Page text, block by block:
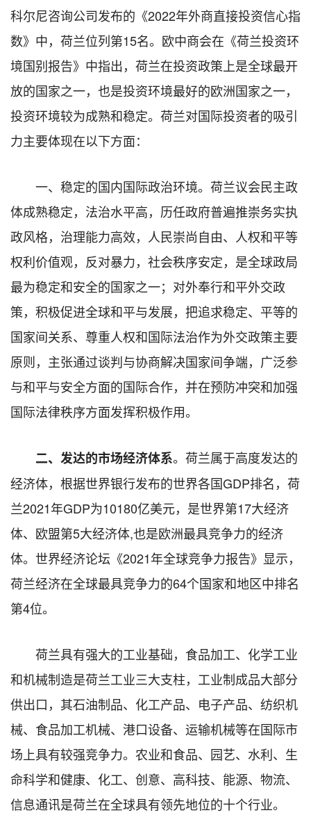
科尔尼咨询公司发布的《2022年外商直接投资信心指
数》中，荷兰位列第15名。欧中商会在《荷兰投资环
境国别报告》中指出，荷兰在投资政策上是全球最开
放的国家之一，也是投资环境最好的欧洲国家之一，
投资环境较为成熟和稳定。荷兰对国际投资者的吸引
力主要体现在以下方面：
一、稳定的国内国际政治环境。荷兰议会民主政
体成熟稳定，法治水平高，历任政府普遍推崇务实执
政风格，治理能力高效，人民崇尚自由、人权和平等
权利价值观，反对暴力，社会秩序安定，是全球政局
最为稳定和安全的国家之一；对外奉行和平外交政
策，积极促进全球和平与发展，把追求稳定、平等的
国家间关系、尊重人权和国际法治作为外交政策主要
原则，主张通过谈判与协商解决国家间争端，广泛参
与和平与安全方面的国际合作，并在预防冲突和加强
国际法律秩序方面发挥积极作用。
二、发达的市场经济体系。荷兰属于高度发达的
经济体，根据世界银行发布的世界各国GDP排名，荷
兰2021年GDP为10180亿美元，是世界第17大经济
体、欧盟第5大经济体,也是欧洲最具竞争力的经济
体。世界经济论坛《2021年全球竞争力报告》显示，
荷兰经济在全球最具竞争力的64个国家和地区中排名
第4位。
荷兰具有强大的工业基础，食品加工、化学工业
和机械制造是荷兰工业三大支柱，工业制成品大部分
供出口，其石油制品、化工产品、电子产品、纺织机
械、食品加工机械、港口设备、运输机械等在国际市
场上具有较强竞争力。农业和食品、园艺、水利、生
命科学和健康、化工、创意、高科技、能源、物流、
信息通讯是荷兰在全球具有领先地位的十个行业。